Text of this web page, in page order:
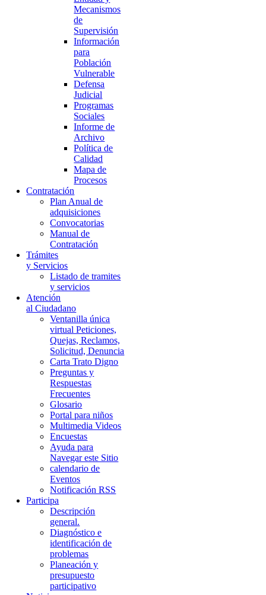
Mecanismos
de
Supervisión
Información
para
Población
Vulnerable
Defensa
Judicial
Programas
Sociales
Informe de
Archivo
Política de
Calidad
Mapa de
Procesos
Contratación
Plan Anual de
adquisiciones
Convocatorias
Manual de
Contratación
Trámites
y Servicios
Listado de tramites
y servicios
Atención
al Ciudadano
Ventanilla única
virtual Peticiones,
Quejas, Reclamos,
Solicitud, Denuncia
Carta Trato Digno
Preguntas y
Respuestas
Frecuentes
Glosario
Portal para niños
Multimedia Videos
Encuestas
Ayuda para
Navegar este Sitio
calendario de
Eventos
Notificación RSS
Participa
Descripción
general.
Diagnóstico e
identificación de
problemas
Planeación y
presupuesto
participativo